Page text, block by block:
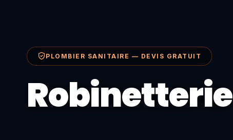
PLOMBIER SANITAIRE — DEVIS GRATUIT
Robinetterie